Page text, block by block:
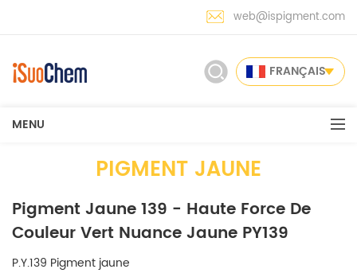
web@ispigment.com
FRANÇAIS
MENU
PIGMENT JAUNE
Pigment Jaune 139 - Haute Force De
Couleur Vert Nuance Jaune PY139
P.Y.139 Pigment jaune